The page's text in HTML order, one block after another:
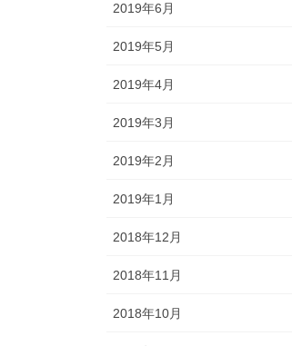
2019年6月
2019年5月
2019年4月
2019年3月
2019年2月
2019年1月
2018年12月
2018年11月
2018年10月